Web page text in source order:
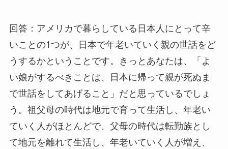
回答：アメリカで暮らしている日本人にとって辛
いことの1つが、日本で年老いていく親の世話をど
うするかということです。きっとあなたは、「よ
い娘がするべきことは、日本に帰って親が死ぬま
で世話をしてあげること」だと思っているでしょ
う。祖父母の時代は地元で育って生活し、年老い
ていく人がほとんどで、父母の時代は転勤族とし
て地元を離れて生活し、年老いていく人が増え、